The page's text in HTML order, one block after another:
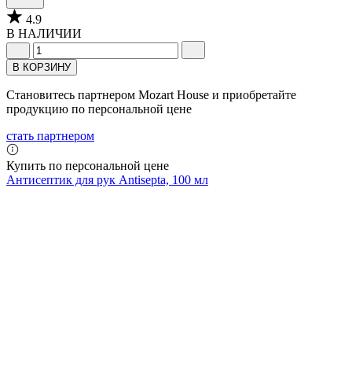
4.9
В НАЛИЧИИ
В КОРЗИНУ
Становитесь партнером Mozart House и приобретайте
продукцию по персональной цене
стать партнером
Купить по персональной цене
Антисептик для рук Antisepta, 100 мл